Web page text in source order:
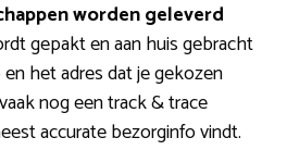
worden geleverd
gepakt en aan huis gebracht
het adres dat je gekozen
nog een track & trace
accurate bezorginfo vindt.